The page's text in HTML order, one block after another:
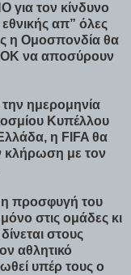
για τον κίνδυνο
απ” όλες
η Ομοσπονδία θα
να αποσύρουν
την ημερομηνία
Κυπέλλου
η FIFA θα
κλήρωση με τον
η προσφυγή του
στις ομάδες κι
στους
αθλητικό
υπέρ τους ο